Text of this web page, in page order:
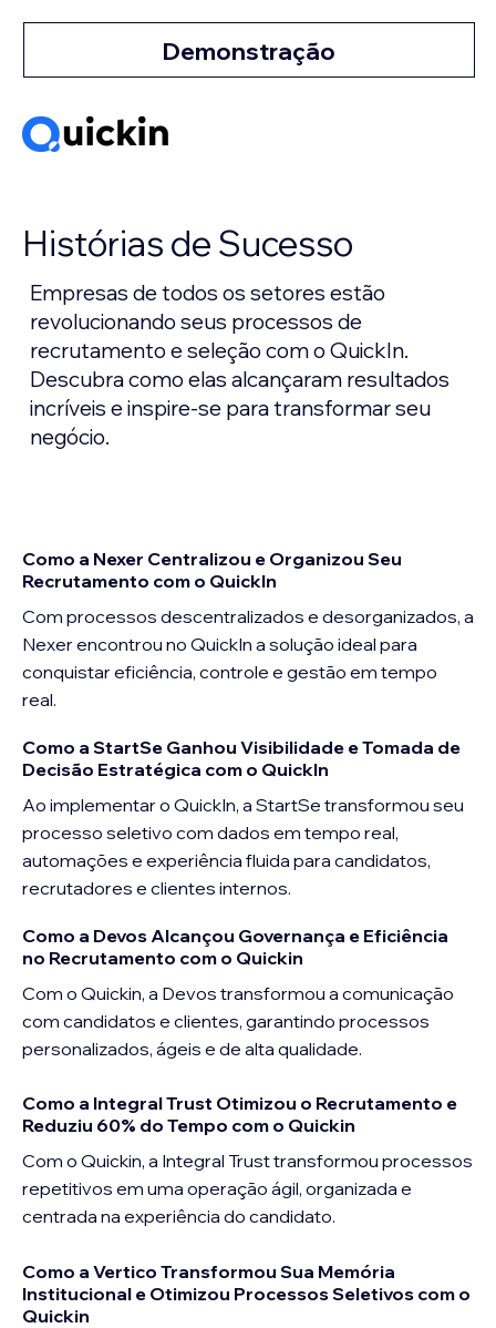
Demonstração
Histórias de Sucesso
Empresas de todos os setores estão
revolucionando seus processos de
recrutamento e seleção com o QuickIn.
Descubra como elas alcançaram resultados
incríveis e inspire-se para transformar seu
negócio.
Como a Nexer Centralizou e Organizou Seu
Recrutamento com o QuickIn
Com processos descentralizados e desorganizados, a
Nexer encontrou no QuickIn a solução ideal para
conquistar eficiência, controle e gestão em tempo
real.
Como a StartSe Ganhou Visibilidade e Tomada de
Decisão Estratégica com o QuickIn
Ao implementar o QuickIn, a StartSe transformou seu
processo seletivo com dados em tempo real,
automações e experiência fluida para candidatos,
recrutadores e clientes internos.
Como a Devos Alcançou Governança e Eficiência
no Recrutamento com o Quickin
Com o Quickin, a Devos transformou a comunicação
com candidatos e clientes, garantindo processos
personalizados, ágeis e de alta qualidade.
Como a Integral Trust Otimizou o Recrutamento e
Reduziu 60% do Tempo com o Quickin
Com o Quickin, a Integral Trust transformou processos
repetitivos em uma operação ágil, organizada e
centrada na experiência do candidato.
Como a Vertico Transformou Sua Memória
Institucional e Otimizou Processos Seletivos com o
Quickin